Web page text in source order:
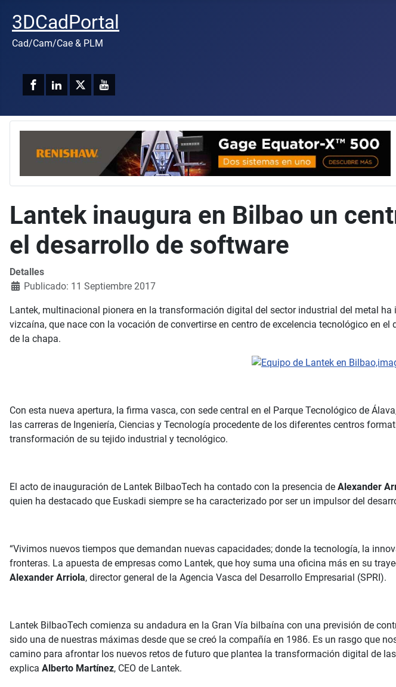
3DCadPortal
Cad/Cam/Cae & PLM
Lantek inaugura en Bilbao un
el desarrollo de software
Detalles
Publicado: 11 Septiembre 2017
Lantek, multinacional pionera en la transformación digital del sector industrial del metal ha
vizcaína, que nace con la vocación de convertirse en centro de excelencia tecnológico en
de la chapa.
Con esta nueva apertura, la firma vasca, con sede central en el Parque Tecnológico de
las carreras de Ingeniería, Ciencias y Tecnología procedente de los diferentes centros
transformación de su tejido industrial y tecnológico.
El acto de inauguración de Lantek BilbaoTech ha contado con la presencia de Alexander
quien ha destacado que Euskadi siempre se ha caracterizado por ser un impulsor del
“Vivimos nuevos tiempos que demandan nuevas capacidades; donde la tecnología, la
fronteras. La apuesta de empresas como Lantek, que hoy suma una oficina más en su
Alexander Arriola, director general de la Agencia Vasca del Desarrollo Empresarial (SPRI).
Lantek BilbaoTech comienza su andadura en la Gran Vía bilbaína con una previsión de
sido una de nuestras máximas desde que se creó la compañía en 1986. Es un rasgo que
camino para afrontar los nuevos retos de futuro que plantea la transformación digital de
explica Alberto Martínez, CEO de Lantek.